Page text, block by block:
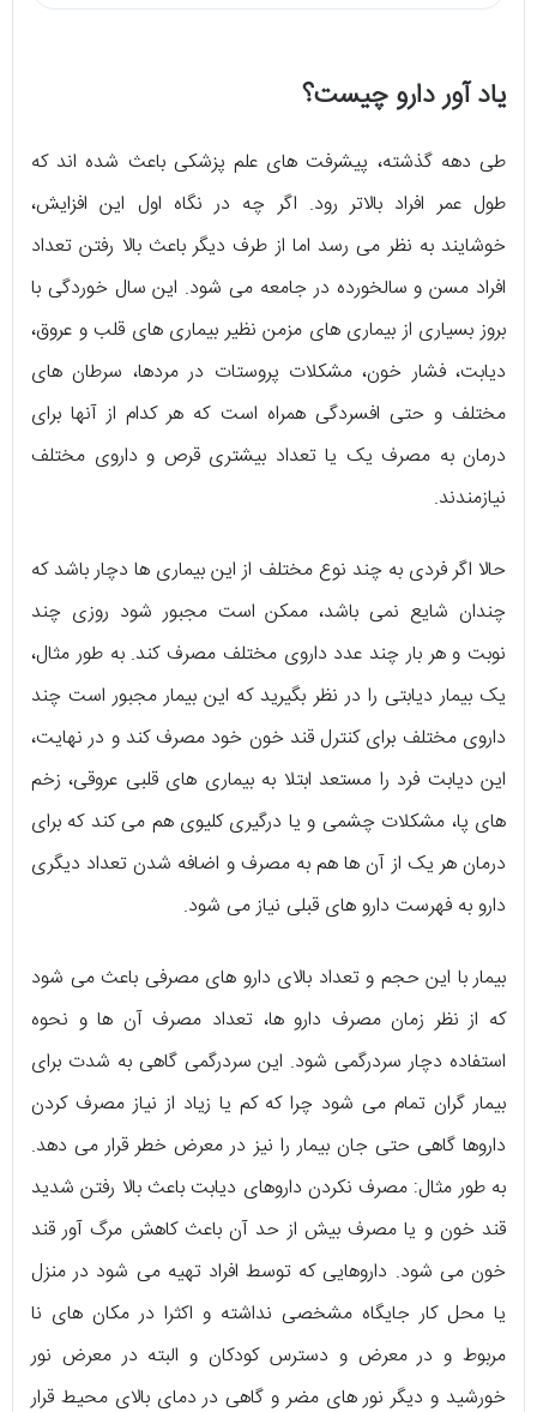
یاد آور دارو چیست؟
طی دهه گذشته، پیشرفت های علم پزشکی باعث شده اند که
طول عمر افراد بالاتر رود. اگر چه در نگاه اول این افزایش،
خوشایند به نظر می رسد اما از طرف دیگر باعث بالا رفتن تعداد
افراد مسن و سالخورده در جامعه می شود. این سال خوردگی با
بروز بسیاری از بیماری های مزمن نظیر بیماری های قلب و عروق،
دیابت، فشار خون، مشکلات پروستات در مردها، سرطان های
مختلف و حتی افسردگی همراه است که هر کدام از آنها برای
درمان به مصرف یک یا تعداد بیشتری قرص و داروی مختلف
نیازمندند.
حالا اگر فردی به چند نوع مختلف از این بیماری ها دچار باشد که
چندان شایع نمی باشد، ممکن است مجبور شود روزی چند
نوبت و هر بار چند عدد داروی مختلف مصرف کند. به طور مثال،
یک بیمار دیابتی را در نظر بگیرید که این بیمار مجبور است چند
داروی مختلف برای کنترل قند خون خود مصرف کند و در نهایت،
این دیابت فرد را مستعد ابتلا به بیماری های قلبی عروقی، زخم
های پا، مشکلات چشمی و یا درگیری کلیوی هم می کند که برای
درمان هر یک از آن ها هم به مصرف و اضافه شدن تعداد دیگری
دارو به فهرست دارو های قبلی نیاز می شود.
بیمار با این حجم و تعداد بالای دارو های مصرفی باعث می شود
که از نظر زمان مصرف دارو ها، تعداد مصرف آن ها و نحوه
استفاده دچار سردرگمی شود. این سردرگمی گاهی به شدت برای
بیمار گران تمام می شود چرا که کم یا زیاد از نیاز مصرف کردن
داروها گاهی حتی جان بیمار را نیز در معرض خطر قرار می دهد.
به طور مثال: مصرف نکردن داروهای دیابت باعث بالا رفتن شدید
قند خون و یا مصرف بیش از حد آن باعث کاهش مرگ آور قند
خون می شود. داروهایی که توسط افراد تهیه می شود در منزل
یا محل کار جایگاه مشخصی نداشته و اکثرا در مکان های نا‌
مربوط و در معرض و دسترس کودکان و البته در معرض نور
خورشید و دیگر نور های مضر و گاهی در دمای بالای محیط قرار